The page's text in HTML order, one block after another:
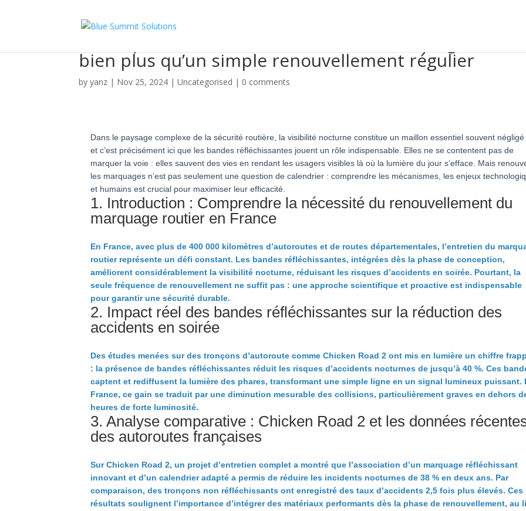
bien plus qu’un simple renouvellement régulier
byyanz | Nov 25, 2024 |Uncategorised | 0 comments
Dans le paysage complexe de la sécurité routière, la visibilité nocturne constitue un maillon essentiel souvent
et c’est précisément ici que les bandes réfléchissantes jouent un rôle indispensable. Elles ne se contentent pas de
marquer la voie : elles sauvent des vies en rendant les usagers visibles là où la lumière du jour s’efface. Mais
les marquages n’est pas seulement une question de calendrier : comprendre les mécanismes, les enjeux
et humains est crucial pour maximiser leur efficacité.
1. Introduction : Comprendre la nécessité du renouvellement du
marquage routier en France
En France, avec plus de 400 000 kilomètres d’autoroutes et de routes départementales, l’entretien du
routier représente un défi constant. Les bandes réfléchissantes, intégrées dès la phase de conception,
améliorent considérablement la visibilité nocturne, réduisant les risques d’accidents en soirée. Pourtant, la
seule fréquence de renouvellement ne suffit pas : une approche scientifique et proactive est indispensable
pour garantir une sécurité durable.
2. Impact réel des bandes réfléchissantes sur la réduction des
accidents en soirée
Des études menées sur des tronçons d’autoroute comme Chicken Road 2 ont mis en lumière un chiffre
: la présence de bandes réfléchissantes réduit les risques d’accidents nocturnes de jusqu’à 40 %. Ces
captent et rediffusent la lumière des phares, transformant une simple ligne en un signal lumineux puissant.
France, ce gain se traduit par une diminution mesurable des collisions, particulièrement graves en dehors
heures de forte luminosité.
3. Analyse comparative : Chicken Road 2 et les données
des autoroutes françaises
Sur Chicken Road 2, un projet d’entretien complet a montré que l’association d’un marquage réfléchissant
innovant et d’un calendrier adapté a permis de réduire les incidents nocturnes de 38 % en deux ans. Par
comparaison, des tronçons non réfléchissants ont enregistré des taux d’accidents 2,5 fois plus élevés. Ces
résultats soulignent l’importance d’intégrer des matériaux performants dès la phase de renouvellement, au